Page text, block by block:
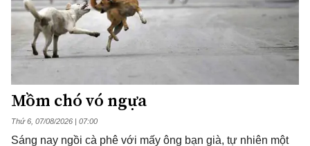
Mồm chó vó ngựa
Thứ 6, 07/08/2026 | 07:00
Sáng nay ngồi cà phê với mấy ông bạn già, tự nhiên một